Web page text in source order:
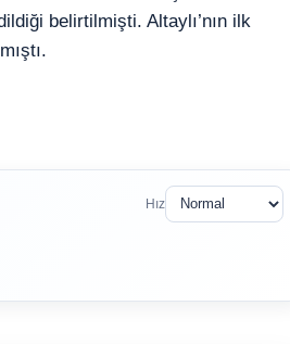
belirtilmişti. Altaylı’nın ilk
Hız